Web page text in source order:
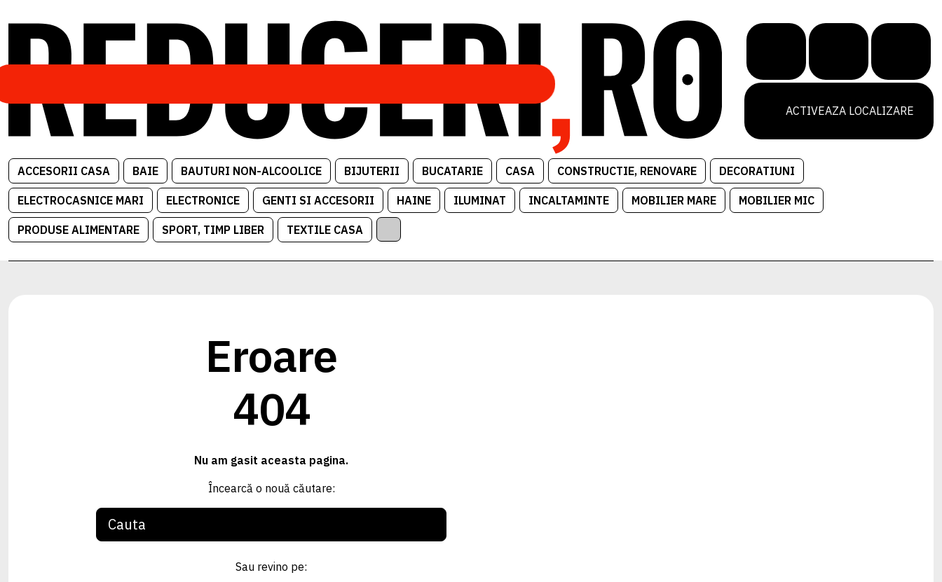
ACTIVEAZA LOCALIZARE
ACCESORII CASA BAIE BAUTURI NON-ALCOOLICE BIJUTERII BUCATARIE CASA CONSTRUCTIE, RENOVARE DECORATIUNI
ELECTROCASNICE MARI ELECTRONICE GENTI SI ACCESORII HAINE ILUMINAT INCALTAMINTE MOBILIER MARE MOBILIER MIC
PRODUSE ALIMENTARE SPORT, TIMP LIBER TEXTILE CASA
Eroare
404
Nu am gasit aceasta pagina.
Încearcă o nouă căutare:
Sau revino pe: